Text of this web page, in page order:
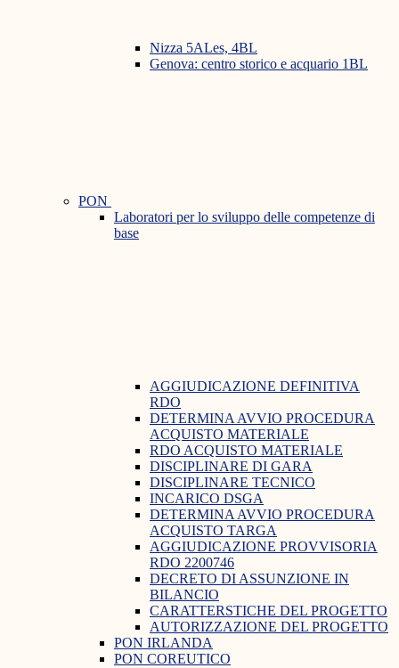
Nizza 5ALes, 4BL
Genova: centro storico e acquario 1BL
PON
Laboratori per lo sviluppo delle competenze di
base
AGGIUDICAZIONE DEFINITIVA
RDO
DETERMINA AVVIO PROCEDURA
ACQUISTO MATERIALE
RDO ACQUISTO MATERIALE
DISCIPLINARE DI GARA
DISCIPLINARE TECNICO
INCARICO DSGA
DETERMINA AVVIO PROCEDURA
ACQUISTO TARGA
AGGIUDICAZIONE PROVVISORIA
RDO 2200746
DECRETO DI ASSUNZIONE IN
BILANCIO
CARATTERSTICHE DEL PROGETTO
AUTORIZZAZIONE DEL PROGETTO
PON IRLANDA
PON COREUTICO